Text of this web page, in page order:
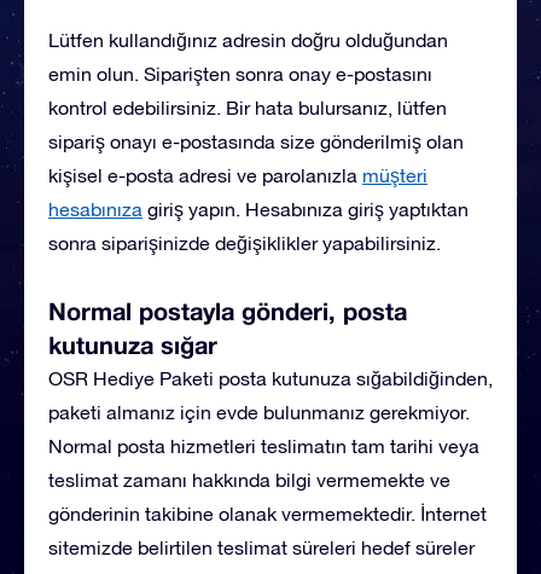
Lütfen kullandığınız adresin doğru olduğundan
emin olun. Siparişten sonra onay e-postasını
kontrol edebilirsiniz. Bir hata bulursanız, lütfen
sipariş onayı e-postasında size gönderilmiş olan
kişisel e-posta adresi ve parolanızla müşteri
hesabınıza giriş yapın. Hesabınıza giriş yaptıktan
sonra siparişinizde değişiklikler yapabilirsiniz.
Normal postayla gönderi, posta
kutunuza sığar
OSR Hediye Paketi posta kutunuza sığabildiğinden,
paketi almanız için evde bulunmanız gerekmiyor.
Normal posta hizmetleri teslimatın tam tarihi veya
teslimat zamanı hakkında bilgi vermemekte ve
gönderinin takibine olanak vermemektedir. İnternet
sitemizde belirtilen teslimat süreleri hedef süreler